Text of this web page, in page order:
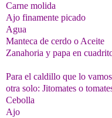
Carne molida
Ajo finamente picado
Agua
Manteca de cerdo o Aceite
Zanahoria y papa en
Para el caldillo que lo
otra solo: Jitomates o
Cebolla
Ajo